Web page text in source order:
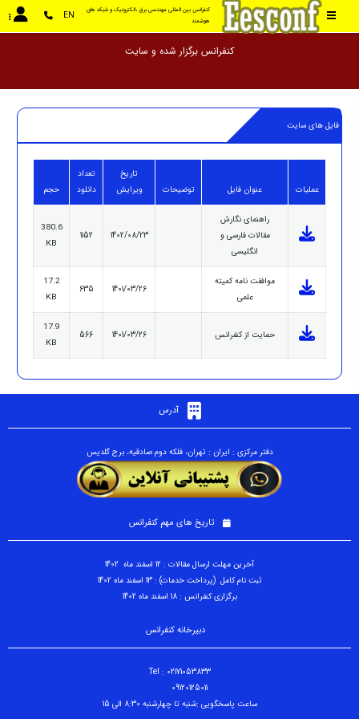
هوشمند
EN
کنفرانس برگزار شده و س
فایل های سایت
عملیات عنوان فایل توضیحات
تاریخ
ویرایش
تعداد
دانلود
حجم
راهنمای نگارش
مقالات فارسی و
انگلیسی
1402/08/23
1152
380.6
KB
موافقت نامه کمیته
علمی
1401/03/26
635
17.2
KB
حمایت از کنفرانس 1401/03/26
566
17.9
KB
آدرس
دفتر مرکزی : ایران : تهران، فلکه دوم صادقیه، برج گلدیس
تاریخ های مهم کنفرانس
آخرین مهلت ارسال مقالات : 12 اسفند ماه 1402
ثبت نام کامل (پرداخت خدمات) : 13 اسفند ماه 1402
برگزاری کنفرانس : 18 اسفند ماه 1402
دبیرخانه کنفرانس
Tel : 02171053833
09120125011
ساعت پاسخگویی :شنبه تا چهارشنبه 8:30 الی 15